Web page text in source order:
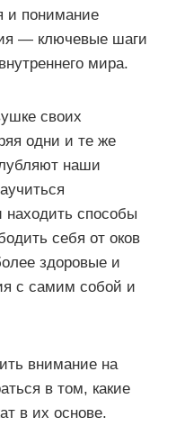
и понимание
— ключевые шаги
мира.
своих
одни и те же
наши
находить способы
себя от оков
здоровые и
с самим собой и
внимание на
в том, какие
в их основе.